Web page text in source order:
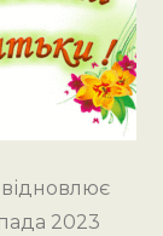
2023